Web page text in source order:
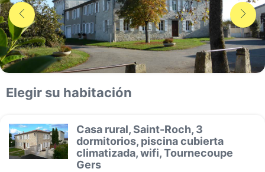
Elegir su habitación
Casa rural, Saint-Roch, 3
dormitorios, piscina cubierta
climatizada, wifi, Tournecoupe
Gers